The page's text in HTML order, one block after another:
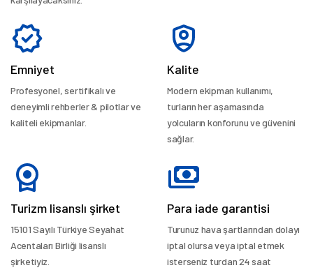
Emniyet
Profesyonel, sertifikalı ve
deneyimli rehberler & pilotlar ve
kaliteli ekipmanlar.
Kalite
Modern ekipman kullanımı,
turların her aşamasında
yolcuların konforunu ve güvenini
sağlar.
Turizm lisanslı şirket
15101 Sayılı Türkiye Seyahat
Acentaları Birliği lisanslı
şirketiyiz.
Para iade garantisi
Turunuz hava şartlarından dolayı
iptal olursa veya iptal etmek
isterseniz turdan 24 saat